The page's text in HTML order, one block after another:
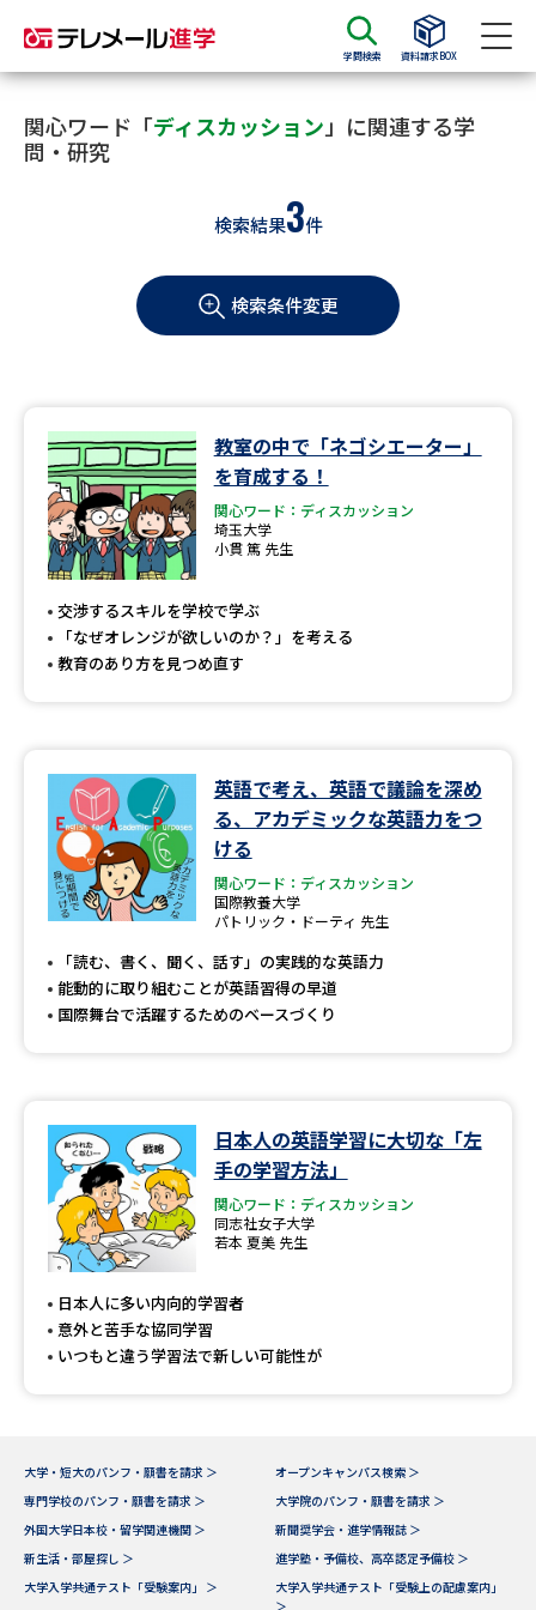
学問検索 資料請求BOX
資料請求 資料検索
大学・短大の資料種類から請求
学部・学科パンフ
総合型選抜・学校推薦型選抜 募
大学入学共通テスト利用選抜の
大学・短大以外の資料から請求
専門学校の資料請求 大学院の資料請求
留学・進学関連、塾・予備校
大学入学共通テスト「受験上の
高等学校（情報）教員資格認定
大学研究
大学で学べる内容や特徴を調べる
データサイエンス特集
デジタルパンフレット
新学年スタート号特集ページ
（高3生用）
新学年スタート号特集ページ
SELFBRAND特集ページ
来場型・Web型イベント特集 夢ナビライブ
関心ワード「ディスカッション 」に関連する学
問・研究
検索結果3件
検索条件変更
教室の中で「ネゴシエーター」
を育成する！
関心ワード：ディスカッション
埼玉大学
小貫 篤 先生
交渉するスキルを学校で学ぶ
「なぜオレンジが欲しいのか？」を考える
教育のあり方を見つめ直す
英語で考え、英語で議論を深め
る、アカデミックな英語力をつ
ける
関心ワード：ディスカッション
国際教養大学
パトリック・ドーティ 先生
「読む、書く、聞く、話す」の実践的な英語力
能動的に取り組むことが英語習得の早道
国際舞台で活躍するためのベースづくり
日本人の英語学習に大切な「左
手の学習方法」
関心ワード：ディスカッション
同志社女子大学
若本 夏美 先生
日本人に多い内向的学習者
意外と苦手な協同学習
いつもと違う学習法で新しい可能性が
大学・短大のパンフ・願書を請求 ＞
オープンキャンパス検索 ＞
専門学校のパンフ・願書を請求 ＞
大学院のパンフ・願書を請求 ＞
外国大学日本校・留学関連機関 ＞
新聞奨学会・進学情報誌 ＞
新生活・部屋探し ＞
進学塾・予備校、高卒認定予備校 ＞
大学入学共通テスト「受験案内」 ＞
大学入学共通テスト「受験上の配慮案内」
＞